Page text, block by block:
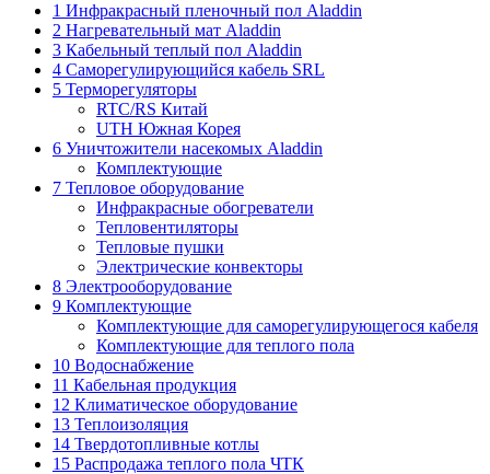
1 Инфракрасный пленочный пол Aladdin
2 Нагревательный мат Aladdin
3 Кабельный теплый пол Aladdin
4 Саморегулирующийся кабель SRL
5 Терморегуляторы
RTC/RS Китай
UTH Южная Корея
6 Уничтожители насекомых Aladdin
Комплектующие
7 Тепловое оборудование
Инфракрасные обогреватели
Тепловентиляторы
Тепловые пушки
Электрические конвекторы
8 Электрооборудование
9 Комплектующие
Комплектующие для саморегулирующегося кабеля
Комплектующие для теплого пола
10 Водоснабжение
11 Кабельная продукция
12 Климатическое оборудование
13 Теплоизоляция
14 Твердотопливные котлы
15 Распродажа теплого пола ЧТК